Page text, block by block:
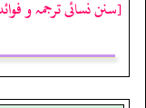
[سنن نسائی ترجمہ و